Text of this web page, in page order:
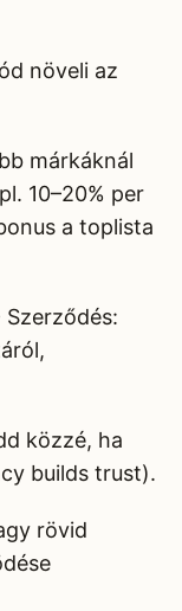
növeli az
márkáknál
10–20% per
a toplista
közzé, ha
builds trust).
rövid